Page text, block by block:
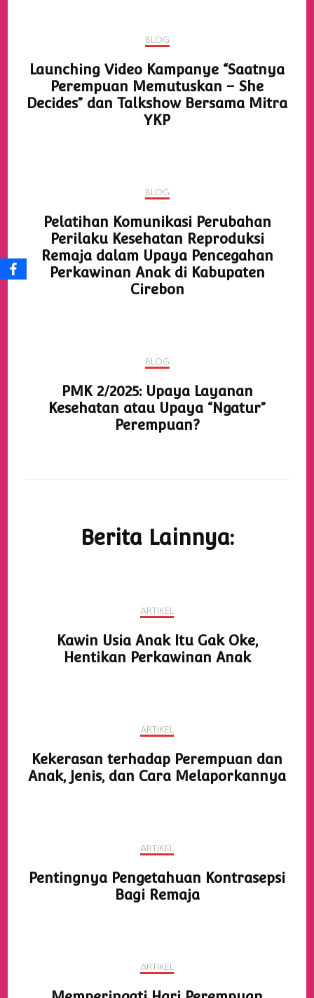
BLOG
Launching Video Kampanye “Saatnya
Perempuan Memutuskan – She
Decides” dan Talkshow Bersama Mitra
YKP
BLOG
Pelatihan Komunikasi Perubahan
Perilaku Kesehatan Reproduksi
Remaja dalam Upaya Pencegahan
Perkawinan Anak di Kabupaten
Cirebon
BLOG
PMK 2/2025: Upaya Layanan
Kesehatan atau Upaya “Ngatur”
Perempuan?
Berita Lainnya:
ARTIKEL
Kawin Usia Anak Itu Gak Oke,
Hentikan Perkawinan Anak
ARTIKEL
Kekerasan terhadap Perempuan dan
Anak, Jenis, dan Cara Melaporkannya
ARTIKEL
Pentingnya Pengetahuan Kontrasepsi
Bagi Remaja
ARTIKEL